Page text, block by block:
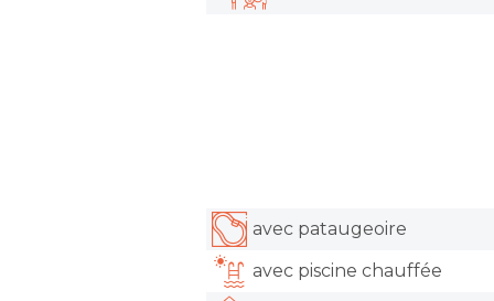
avec pataugeoire
avec piscine chauffée